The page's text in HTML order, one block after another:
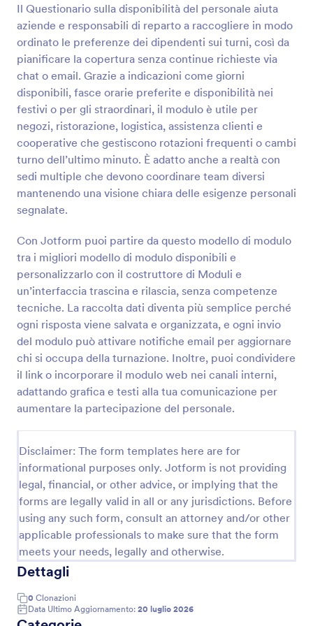
Il Questionario sulla disponibilità del personale aiuta
aziende e responsabili di reparto a raccogliere in modo
ordinato le preferenze dei dipendenti sui turni, così da
pianificare la copertura senza continue richieste via
chat o email. Grazie a indicazioni come giorni
disponibili, fasce orarie preferite e disponibilità nei
festivi o per gli straordinari, il modulo è utile per
negozi, ristorazione, logistica, assistenza clienti e
cooperative che gestiscono rotazioni frequenti o cambi
turno dell’ultimo minuto. È adatto anche a realtà con
sedi multiple che devono coordinare team diversi
mantenendo una visione chiara delle esigenze personali
segnalate.
Con Jotform puoi partire da questo modello di modulo
tra i migliori modello di modulo disponibili e
personalizzarlo con il costruttore di Moduli e
un’interfaccia trascina e rilascia, senza competenze
tecniche. La raccolta dati diventa più semplice perché
ogni risposta viene salvata e organizzata, e ogni invio
del modulo può attivare notifiche email per aggiornare
chi si occupa della turnazione. Inoltre, puoi condividere
il link o incorporare il modulo web nei canali interni,
adattando grafica e testi alla tua comunicazione per
aumentare la partecipazione del personale.
Disclaimer: The form templates here are for
informational purposes only. Jotform is not providing
legal, financial, or other advice, or implying that the
forms are legally valid in all or any jurisdictions. Before
using any such form, consult an attorney and/or other
applicable professionals to make sure that the form
meets your needs, legally and otherwise.
Dettagli
0 Clonazioni
Data Ultimo Aggiornamento: 20 luglio 2026
ben progettato ha campi modulo che richiedono
informazioni personali e più sezioni di sondaggio
sulle diverse qualità di un individuo o di un
dipendente. Questo modello di modulo utilizza
anche il widget Barra di avanzamento per tenere
traccia dei progressi dell'utente che compila il
sondaggio. Questo aiuterà l'utente perché sa se il
sondaggio sta per terminare. Questo modello di
modulo di indagine utilizza il campo della casella di
controllo, lo strumento di valutazione della scala e la
tabella di input per raccogliere i dati. Puoi cambiare
il logo e il tema del colore utilizzando Survey Maker.
Anteprima
Sondaggio Sulla Motivazione Dei Dipendenti
Raccogli feedback dai tuoi dipendenti con il
Sondaggio sulla Motivazione dei Dipendenti online.
Analizza le risposte e migliora la produttività e il
Go to Category:
Moduli Risorse Umane
Usa Template
Anteprima